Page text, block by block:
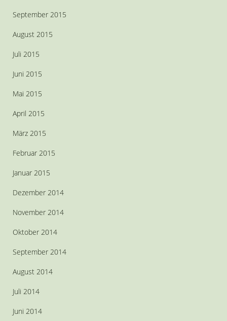
September 2015
August 2015
Juli 2015
Juni 2015
Mai 2015
April 2015
März 2015
Februar 2015
Januar 2015
Dezember 2014
November 2014
Oktober 2014
September 2014
August 2014
Juli 2014
Juni 2014